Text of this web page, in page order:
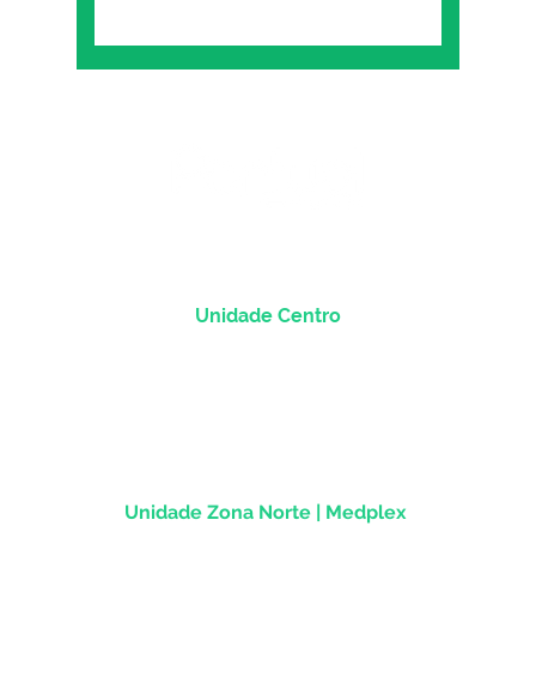
Unidade Centro
Unidade Zona Norte | Medplex